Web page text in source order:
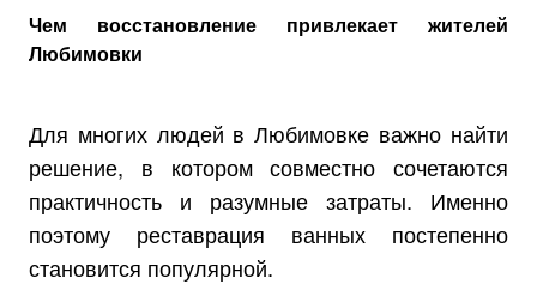
Чем восстановление привлекает жителей
Любимовки
Для многих людей в Любимовке важно найти
решение, в котором совместно сочетаются
практичность и разумные затраты. Именно
поэтому реставрация ванных постепенно
становится популярной.